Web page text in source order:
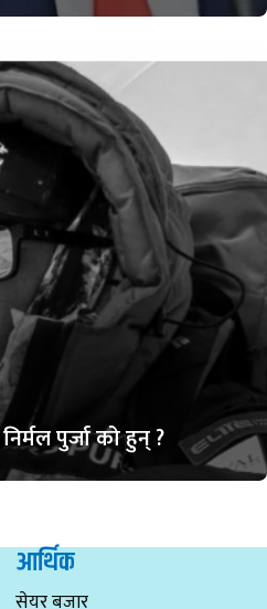
निर्मल पुर्जा को हुन् ?
आर्थिक
सेयर बजार